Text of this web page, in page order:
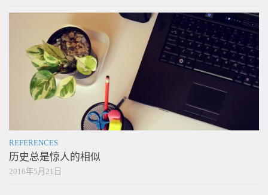
REFERENCES
历史总是惊人的相似
2016年5月21日